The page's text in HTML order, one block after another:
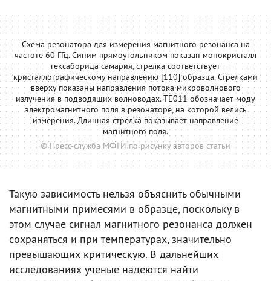
Схема резонатора для измерения магнитного резонанса на
частоте 60 ГГц. Синим прямоугольником показан монокристалл
гексаборида самария, стрелка соответствует
кристаллографическому направлению [110] образца. Стрелками
вверху показаны направления потока микроволнового
излучения в подводящих волноводах. TE011 обозначает моду
электромагнитного поля в резонаторе, на которой велись
измерения. Длинная стрелка показывает направление
магнитного поля.
© Пресс-служба МФТИ по рисунку авторов статьи
Такую зависимость нельзя объяснить обычными
магнитными примесями в образце, поскольку в
этом случае сигнал магнитного резонанса должен
сохраняться и при температурах, значительно
превышающих критическую. В дальнейших
исследованиях ученые надеются найти